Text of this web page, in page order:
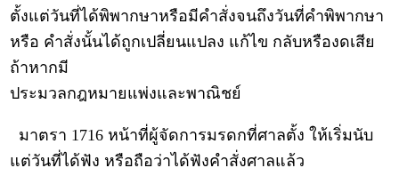
ตั้งแต่วันที่ได้พิพากษาหรือมีคำสั่งจนถึงวันที่คำพิพากษา
หรือ คำสั่งนั้นได้ถูกเปลี่ยนแปลง แก้ไข กลับหรืองดเสีย
ถ้าหากมี
ประมวลกฎหมายแพ่งและพาณิชย์
มาตรา 1716 หน้าที่ผู้จัดการมรดกที่ศาลตั้ง ให้เริ่มนับ
แต่วันที่ได้ฟัง หรือถือว่าได้ฟังคำสั่งศาลแล้ว